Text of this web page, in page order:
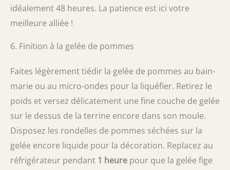
idéalement 48 heures. La patience est ici votre
meilleure alliée !
6. Finition à la gelée de pommes
Faites légèrement tiédir la gelée de pommes au bain-
marie ou au micro-ondes pour la liquéfier. Retirez le
poids et versez délicatement une fine couche de gelée
sur le dessus de la terrine encore dans son moule.
Disposez les rondelles de pommes séchées sur la
gelée encore liquide pour la décoration. Replacez au
réfrigérateur pendant 1 heure pour que la gelée fige